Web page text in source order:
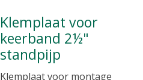
Klemplaat voor
keerband 2½"
standpijp
Klemplaat voor montage